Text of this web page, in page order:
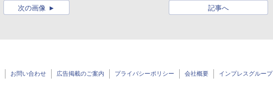
記事へ
次の画像
お問い合わせ 広告掲載のご案内 プライバシーポリシー 会社概要 インプレスグループ